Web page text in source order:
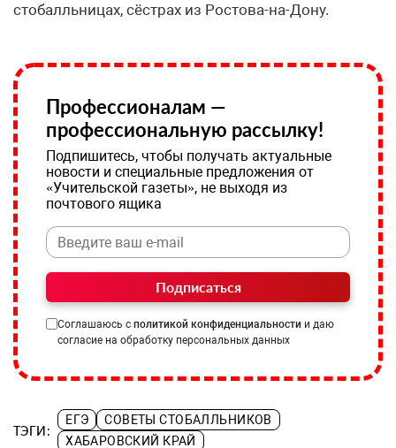
стобалльницах, сёстрах из Ростова-на-Дону.
Профессионалам —
профессиональную рассылку!
Подпишитесь, чтобы получать актуальные
новости и специальные предложения от
«Учительской газеты», не выходя из
почтового ящика
Подписаться
Соглашаюсь с политикой конфиденциальности и даю
согласие на обработку персональных данных
ТЭГИ:
ЕГЭ
СОВЕТЫ СТОБАЛЛЬНИКОВ
ХАБАРОВСКИЙ КРАЙ